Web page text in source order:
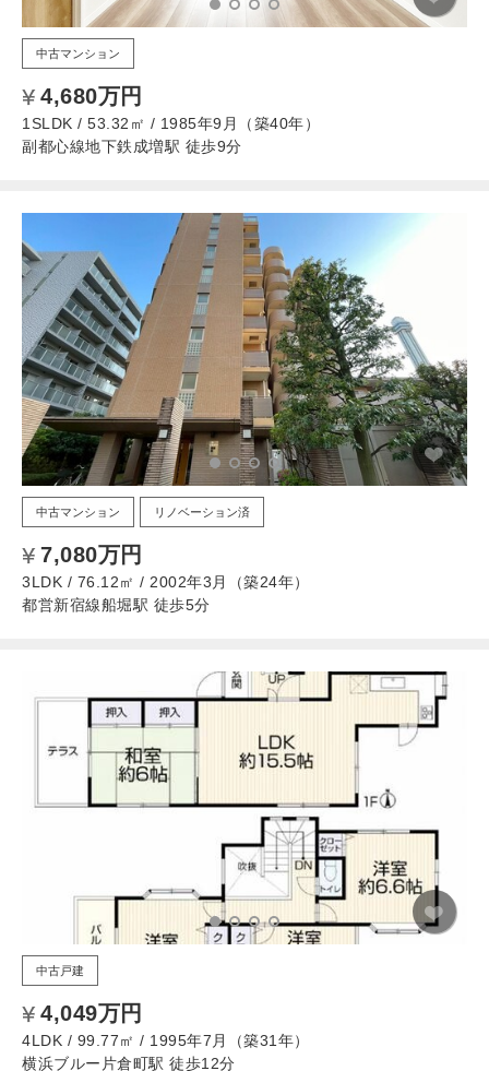
中古マンション
4,680万円
1SLDK / 53.32㎡ / 1985年9月（築40年）
副都心線地下鉄成増駅 徒歩9分
中古マンション リノベーション済
7,080万円
3LDK / 76.12㎡ / 2002年3月（築24年）
都営新宿線船堀駅 徒歩5分
中古戸建
4,049万円
4LDK / 99.77㎡ / 1995年7月（築31年）
横浜ブルー片倉町駅 徒歩12分